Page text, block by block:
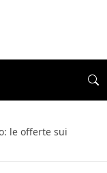
le offerte sui